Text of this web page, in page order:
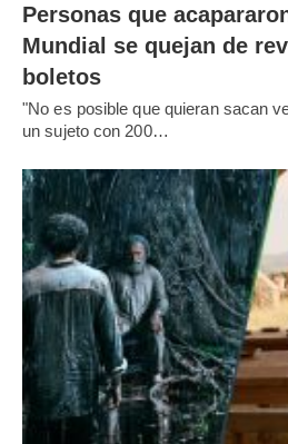
Personas que
Mundial se quejan de
boletos
"No es posible que quieran sacan
un sujeto con 200…